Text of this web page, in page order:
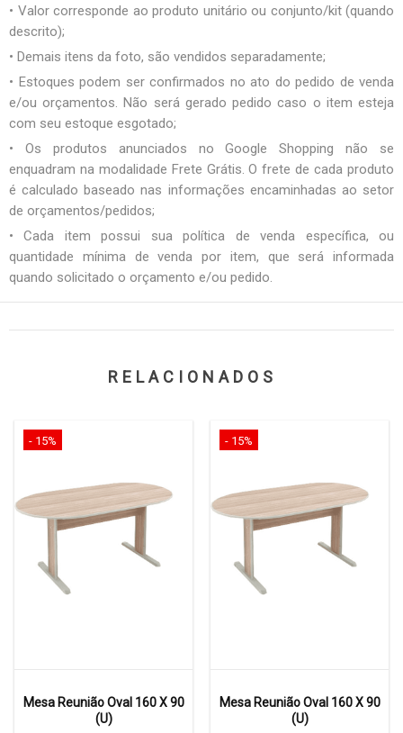
• Valor corresponde ao produto unitário ou conjunto/kit (quando
descrito);
• Demais itens da foto, são vendidos separadamente;
• Estoques podem ser confirmados no ato do pedido de venda
e/ou orçamentos. Não será gerado pedido caso o item esteja
com seu estoque esgotado;
• Os produtos anunciados no Google Shopping não se
enquadram na modalidade Frete Grátis. O frete de cada produto
é calculado baseado nas informações encaminhadas ao setor
de orçamentos/pedidos;
• Cada item possui sua política de venda específica, ou
quantidade mínima de venda por item, que será informada
quando solicitado o orçamento e/ou pedido.
RELACIONADOS
- 15%
Mesa Reunião Oval 160 X 90
(U)
- 15%
Mesa Reunião Oval 160 X 90
(U)